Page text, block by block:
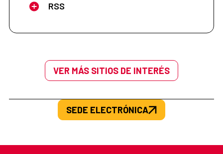
RSS
VER MÁS SITIOS DE INTERÉS
SEDE ELECTRÓNICA